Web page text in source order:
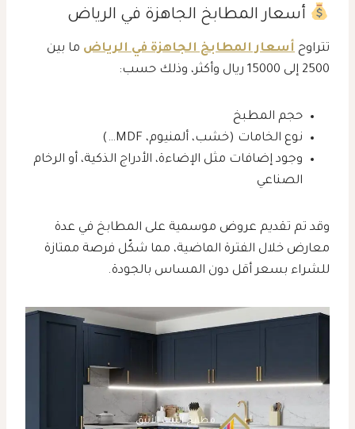
أسعار المطابخ الجاهزة في الرياض
تتراوح أسعار المطابخ الجاهزة في الرياض ما بين
2500 إلى 15000 ريال وأكثر، وذلك حسب:
حجم المطبخ
نوع الخامات (خشب، ألمنيوم، MDF…)
وجود إضافات مثل الإضاءة، الأدراج الذكية، أو الرخام
الصناعي
وقد تم تقديم عروض موسمية على المطابخ في عدة
معارض خلال الفترة الماضية، مما شكّل فرصة ممتازة
للشراء بسعر أقل دون المساس بالجودة.